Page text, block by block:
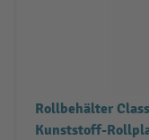
Rollbehälter
Kunststoff-